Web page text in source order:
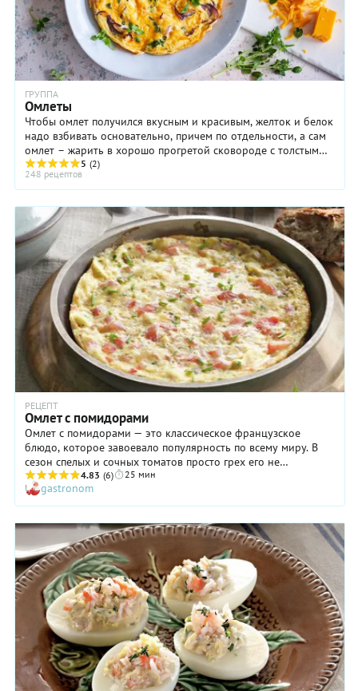
ГРУППА
Омлеты
Чтобы омлет получился вкусным и красивым, желток и белок
надо взбивать основательно, причем по отдельности, а сам
омлет – жарить в хорошо прогретой сковороде с толстым
дном. Для омлета совсем не ...
5 (2)
248 рецептов
РЕЦЕПТ
Омлет с помидорами
Омлет с помидорами — это классическое французское
блюдо, которое завоевало популярность по всему миру. В
сезон спелых и сочных томатов просто грех его не
приготовить. С только что сорванными свежими
помидорами нежный омлет станет еще аппетитнее! Зимой
тоже не стоит отказывать себе в удовольствии —
используйте помидоры черри, которые доступны круглый
год. По нашему рецепту омлет с помидорами на сковороде
получается особенно пышным, мягким и воздушным,
превращая завтрак в настоящий кулинарный праздник.
4.83 (6) 25 мин
gastronom